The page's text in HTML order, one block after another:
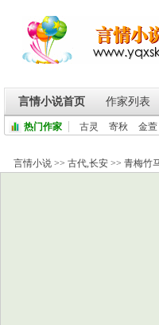
言情小说首页 作家列表
热门作家 古灵 寄秋 金萱
言情小说 >> 古代,长安 >> 青梅竹